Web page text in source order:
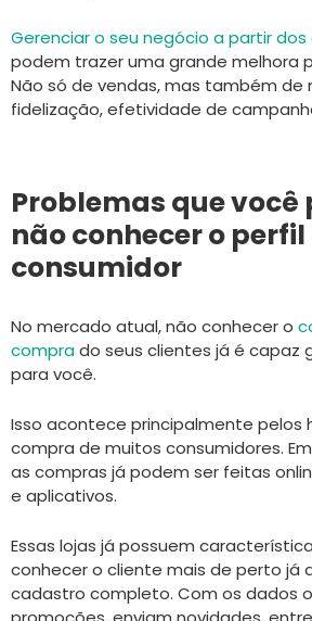
Gerenciar o seu negócio a partir dos
podem trazer uma grande melhora
Não só de vendas, mas também de
fidelização, efetividade de
Problemas que você
não conhecer o perfil
consumidor
No mercado atual, não conhecer o
comprado seus clientes já é capaz
para você.
Isso acontece principalmente pelos
compra de muitos consumidores.
as compras já podem ser feitas
e aplicativos.
Essas lojas já possuem
conhecer o cliente mais de perto já
cadastro completo. Com os dados